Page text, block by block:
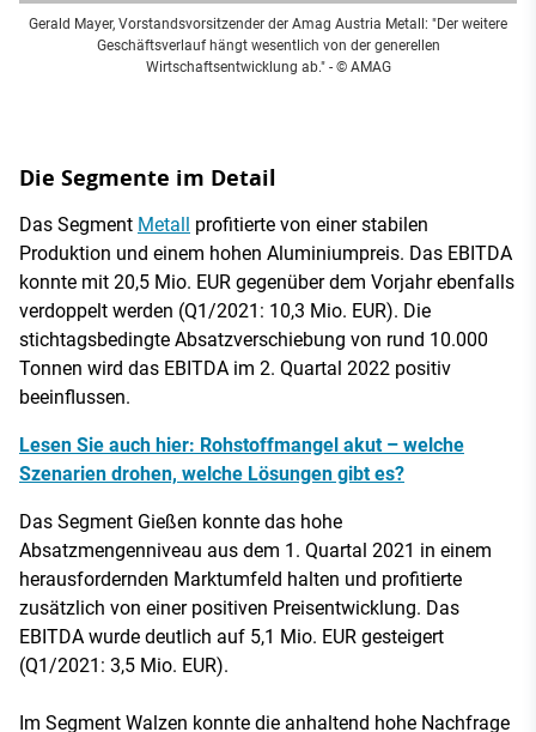
Gerald Mayer, Vorstandsvorsitzender der Amag Austria Metall: "Der weitere
Geschäftsverlauf hängt wesentlich von der generellen
Wirtschaftsentwicklung ab."- © AMAG
Die Segmente im Detail
Das Segment Metall profitierte von einer stabilen
Produktion und einem hohen Aluminiumpreis. Das EBITDA
konnte mit 20,5 Mio. EUR gegenüber dem Vorjahr ebenfalls
verdoppelt werden (Q1/2021: 10,3 Mio. EUR). Die
stichtagsbedingte Absatzverschiebung von rund 10.000
Tonnen wird das EBITDA im 2. Quartal 2022 positiv
beeinflussen.
Lesen Sie auch hier: Rohstoffmangel akut – welche
Szenarien drohen, welche Lösungen gibt es?
Das Segment Gießen konnte das hohe
Absatzmengenniveau aus dem 1. Quartal 2021 in einem
herausfordernden Marktumfeld halten und profitierte
zusätzlich von einer positiven Preisentwicklung. Das
EBITDA wurde deutlich auf 5,1 Mio. EUR gesteigert
(Q1/2021: 3,5 Mio. EUR).
Im Segment Walzen konnte die anhaltend hohe Nachfrage